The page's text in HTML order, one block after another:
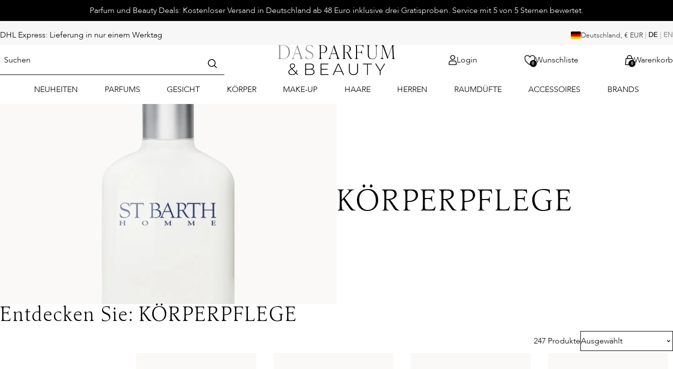
Parfum und Beauty Deals: Kostenloser Versand in Deutschland ab 48 Euro inklusive drei Gratisproben. Service mit 5 von 5 Sternen bewertet.
DHL Express: Lieferung in nur einem Werktag Deutschland, € EUR | DE | EN
Login 0Wunschliste 0Warenkorb
NEUHEITEN PARFUMS GESICHT KÖRPER MAKE-UP HAARE HERREN RAUMDÜFTE ACCESSOIRES BRANDS
KÖRPERPFLEGE
Entdecken Sie: KÖRPERPFLEGE
247 ProdukteAusgewählt